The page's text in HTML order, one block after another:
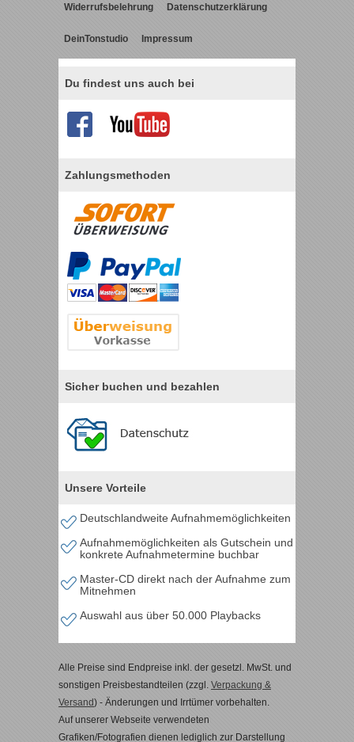
Widerrufsbelehrung Datenschutzerklärung
DeinTonstudio Impressum
Du findest uns auch bei
Zahlungsmethoden
Sicher buchen und bezahlen
Unsere Vorteile
Deutschlandweite Aufnahmemöglichkeiten
Aufnahmemöglichkeiten als Gutschein und
konkrete Aufnahmetermine buchbar
Master-CD direkt nach der Aufnahme zum
Mitnehmen
Auswahl aus über 50.000 Playbacks
Alle Preise sind Endpreise inkl. der gesetzl. MwSt. und
sonstigen Preisbestandteilen (zzgl. Verpackung &
Versand) - Änderungen und Irrtümer vorbehalten.
Auf unserer Webseite verwendeten
Grafiken/Fotografien dienen lediglich zur Darstellung